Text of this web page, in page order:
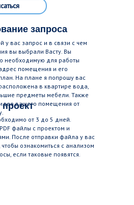
запроса
у вас запрос и в связи с чем
вы выбрали Васту. Вы
необходимую для работы
помещения и его
На плане я попрошу вас
в квартире вода,
предметы мебели. Также
вашего помещения от
от 3 до 5 дней.
файлы с проектом и
После отправки файла у вас
чтобы ознакомиться с анализом
если таковые появятся.